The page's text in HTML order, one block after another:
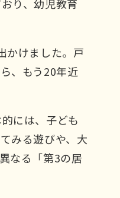
り、幼児教育
かけました。戸
、もう20年近
には、子ども
みる遊びや、大
なる「第3の居